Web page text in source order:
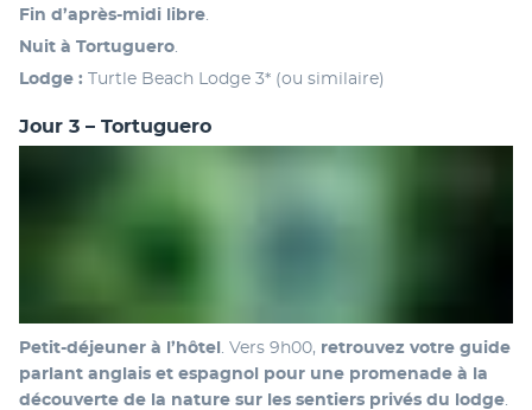
Fin d’après-midi libre.
Nuit à Tortuguero.
Lodge : Turtle Beach Lodge 3* (ou similaire)
Jour 3 – Tortuguero
Petit-déjeuner à l’hôtel . Vers 9h00, retrouvez votre guide
parlant anglais et espagnol pour une promenade à la
découverte de la nature sur les sentiers privés du lodge